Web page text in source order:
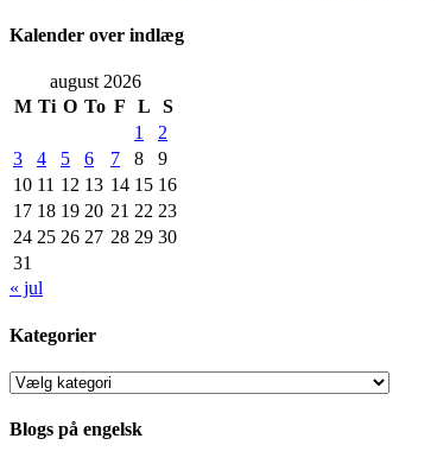
Kalender over indlæg
august 2026
M Ti O To F L
S
1
2
3
4 5 6 7 8
9
10 11 12 13 14 15 16
17 18 19 20 21 22 23
24 25 26 27 28 29 30
31
« jul
Kategorier
Kategorier
Blogs på engelsk